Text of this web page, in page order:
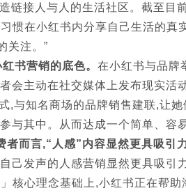
链接人与人的生活社区。截至目
惯在小红书内分享自己生活的
关注。”
书营销的底色。 在小红书与品牌
会主动在社交媒体上发布现实
,与知名商场的品牌销售建联,让
与其中。从而达成一个简单、容
者而言,“人感”内容显然更具吸引
己发声的人感营销显然更具吸引
核心理念基础上,小红书正在帮